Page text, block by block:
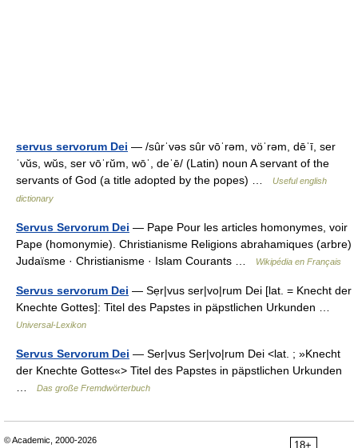
servus servorum Dei — /sûrˈvəs sûr vōˈrəm, vöˈrəm, dēˈī, ser
ˈvŭs, wŭs, ser vōˈrŭm, wōˈ, deˈē/ (Latin) noun A servant of the
servants of God (a title adopted by the popes) …
Useful english
dictionary
Servus Servorum Dei — Pape Pour les articles homonymes, voir
Pape (homonymie). Christianisme Religions abrahamiques (arbre)
Judaïsme · Christianisme · Islam Courants …
Wikipédia en Français
Servus servorum Dei — Sẹr|vus ser|vo|rum Dei [lat. = Knecht der
Knechte Gottes]: Titel des Papstes in päpstlichen Urkunden …
Universal-Lexikon
Servus Servorum Dei — Ser|vus Ser|vo|rum Dei <lat. ; »Knecht
der Knechte Gottes«> Titel des Papstes in päpstlichen Urkunden
Das große Fremdwörterbuch
18+
© Academic, 2000-2026